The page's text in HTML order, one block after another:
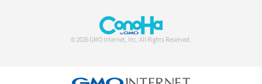
© 2026 GMO Internet, Inc. All Rights Reserved.